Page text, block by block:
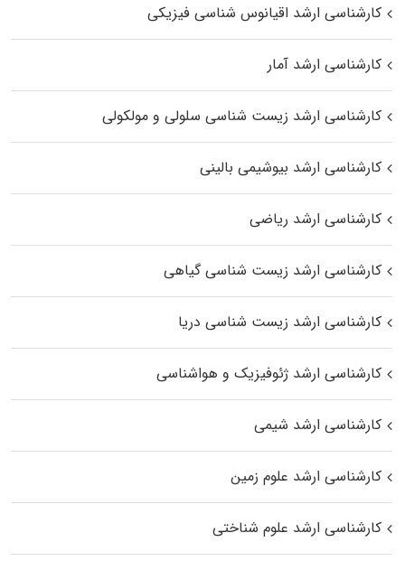
کارشناسی ارشد اقیانوس‌ شناسی فیزیکی
کارشناسی ارشد آمار
کارشناسی ارشد زیست شناسی سلولی و مولکولی
کارشناسی ارشد بیوشیمی بالینی
کارشناسی ارشد ریاضی
کارشناسی ارشد زیست‌ شناسی گیاهی
کارشناسی ارشد زیست‌ شناسی دریا
کارشناسی ارشد ژئوفیزیک و هواشناسی
کارشناسی ارشد شیمی
کارشناسی ارشد علوم زمین
کارشناسی ارشد علوم شناختی